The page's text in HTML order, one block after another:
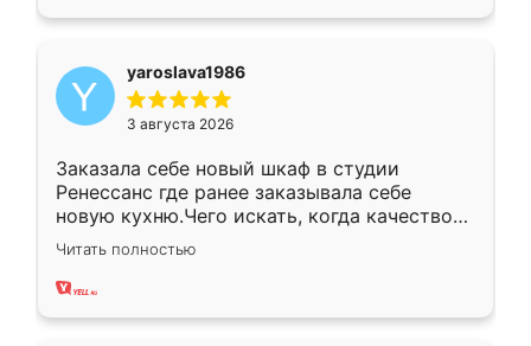
yaroslava1986
3 августа 2026
Заказала себе новый шкаф в студии
Ренессанс где ранее заказывала себе
новую кухню.Чего искать, когда качеством
вполне довольна. Служит кухня уже почти
два года, нареканий нет.
Читать полностью